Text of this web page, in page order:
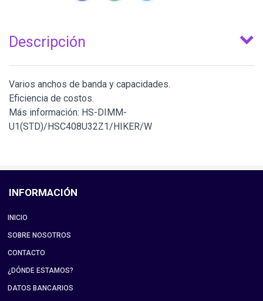
Descripción
Varios anchos de banda y capacidades.
Eficiencia de costos.
Más información: HS-DIMM-
U1(STD)/HSC408U32Z1/HIKER/W
INFORMACIÓN
INICIO
SOBRE NOSOTROS
CONTACTO
¿DÓNDE ESTAMOS?
DATOS BANCARIOS